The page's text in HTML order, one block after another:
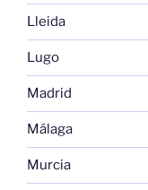
Lleida
Lugo
Madrid
Málaga
Murcia